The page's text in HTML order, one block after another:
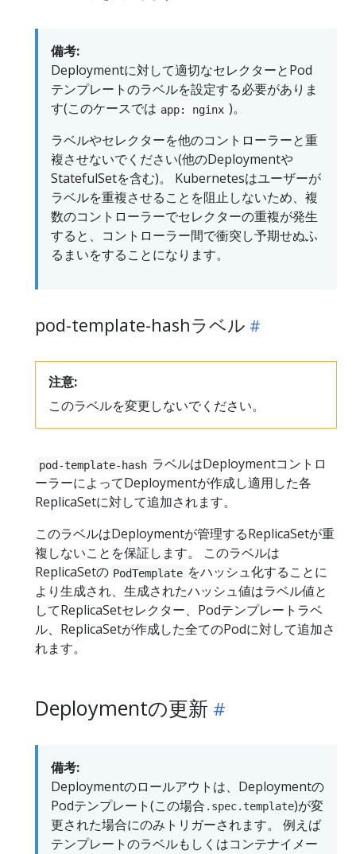
備考:
Deploymentに対して適切なセレクターとPod
テンプレートのラベルを設定する必要がありま
す(このケースでは app: nginx )。
ラベルやセレクターを他のコントローラーと重
複させないでください(他のDeploymentや
StatefulSetを含む)。 Kubernetesはユーザーが
ラベルを重複させることを阻止しないため、複
数のコントローラーでセレクターの重複が発生
すると、コントローラー間で衝突し予期せぬふ
るまいをすることになります。
pod-template-hashラベル
注意:
このラベルを変更しないでください。
pod-template-hash ラベルはDeploymentコントロ
ーラーによってDeploymentが作成し適用した各
ReplicaSetに対して追加されます。
このラベルはDeploymentが管理するReplicaSetが重
複しないことを保証します。 このラベルは
ReplicaSetの PodTemplate をハッシュ化することに
より生成され、生成されたハッシュ値はラベル値と
してReplicaSetセレクター、Podテンプレートラベ
ル、ReplicaSetが作成した全てのPodに対して追加さ
れます。
Deploymentの更新
備考:
Deploymentのロールアウトは、Deploymentの
Podテンプレート(この場合 .spec.template)が変
更された場合にのみトリガーされます。 例えば
テンプレートのラベルもしくはコンテナイメー